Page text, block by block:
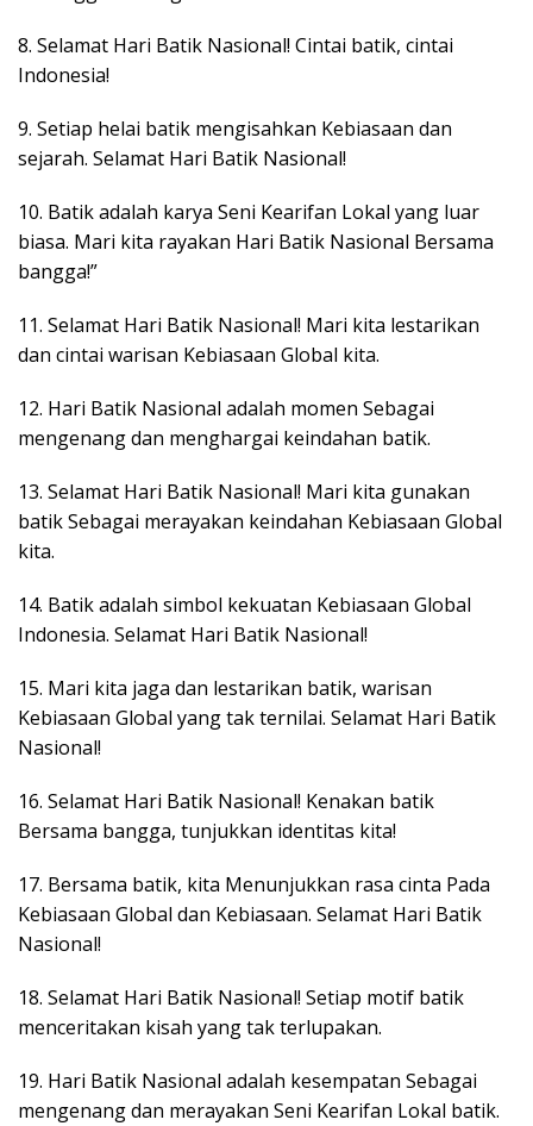
8. Selamat Hari Batik Nasional! Cintai batik, cintai
Indonesia!
9. Setiap helai batik mengisahkan Kebiasaan dan
sejarah. Selamat Hari Batik Nasional!
10. Batik adalah karya Seni Kearifan Lokal yang luar
biasa. Mari kita rayakan Hari Batik Nasional Bersama
bangga!”
11. Selamat Hari Batik Nasional! Mari kita lestarikan
dan cintai warisan Kebiasaan Global kita.
12. Hari Batik Nasional adalah momen Sebagai
mengenang dan menghargai keindahan batik.
13. Selamat Hari Batik Nasional! Mari kita gunakan
batik Sebagai merayakan keindahan Kebiasaan Global
kita.
14. Batik adalah simbol kekuatan Kebiasaan Global
Indonesia. Selamat Hari Batik Nasional!
15. Mari kita jaga dan lestarikan batik, warisan
Kebiasaan Global yang tak ternilai. Selamat Hari Batik
Nasional!
16. Selamat Hari Batik Nasional! Kenakan batik
Bersama bangga, tunjukkan identitas kita!
17. Bersama batik, kita Menunjukkan rasa cinta Pada
Kebiasaan Global dan Kebiasaan. Selamat Hari Batik
Nasional!
18. Selamat Hari Batik Nasional! Setiap motif batik
menceritakan kisah yang tak terlupakan.
19. Hari Batik Nasional adalah kesempatan Sebagai
mengenang dan merayakan Seni Kearifan Lokal batik.